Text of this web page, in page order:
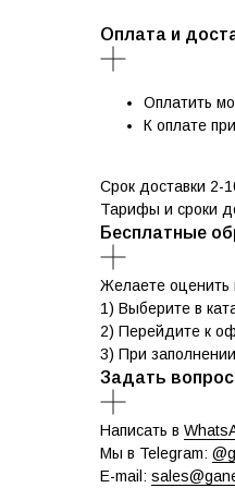
Оплата и
Оплатить
К оплате
Срок доставки 2-
Тарифы и сроки
Бесплатные
Желаете оценить
1) Выберите в
2) Перейдите к
3) При
Задать вопрос
Написать в
Мы в Telegram:
E-mail: